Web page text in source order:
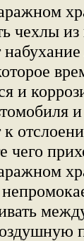
чехлы
и
чего